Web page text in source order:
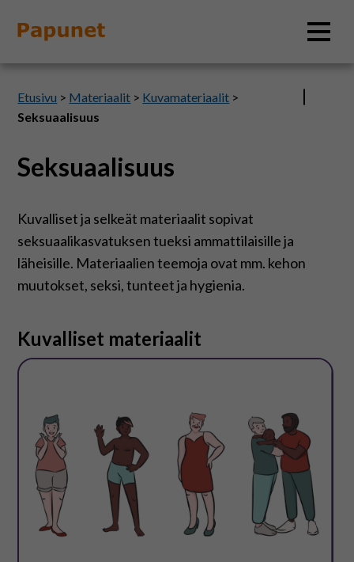
Tietoa
Materiaalit
Kuvatyökalut
På svenska
Etusivu > Materiaalit > Kuvamateriaalit >
Seksuaalisuus
Seksuaalisuus
Kuvalliset ja selkeät materiaalit sopivat
seksuaalikasvatuksen tueksi ammattilaisille ja
läheisille. Materiaalien teemoja ovat mm. kehon
muutokset, seksi, tunteet ja hygienia.
Kuvalliset materiaalit